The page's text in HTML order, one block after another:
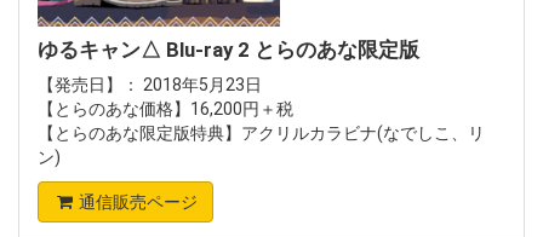
ゆるキャン△ Blu-ray 2 とらのあな限定版
【発売日】： 2018年5月23日
【とらのあな価格】16,200円＋税
【とらのあな限定版特典】アクリルカラビナ(なでしこ、リ
ン)
通信販売ページ